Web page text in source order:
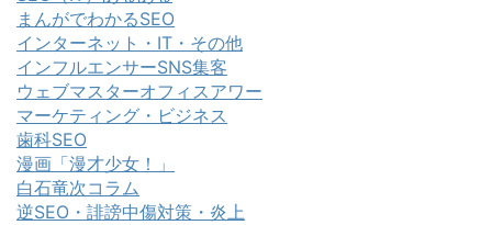
まんがでわかるSEO
インターネット・IT・その他
インフルエンサーSNS集客
ウェブマスターオフィスアワー
マーケティング・ビジネス
歯科SEO
漫画「漫才少女！」
白石竜次コラム
逆SEO・誹謗中傷対策・炎上